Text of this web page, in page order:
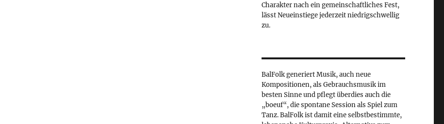
Charakter nach ein gemeinschaftliches Fest,
lässt Neueinstiege jederzeit niedrigschwellig
zu.
BalFolk generiert Musik, auch neue
Kompositionen, als Gebrauchsmusik im
besten Sinne und pflegt überdies auch die
„boeuf“, die spontane Session als Spiel zum
Tanz. BalFolk ist damit eine selbstbestimmte,